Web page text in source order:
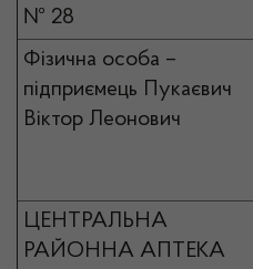
№ 28
Фізична особа –
підприємець Пукаєвич
Віктор Леонович
ЦЕНТРАЛЬНА
РАЙОННА АПТЕКА